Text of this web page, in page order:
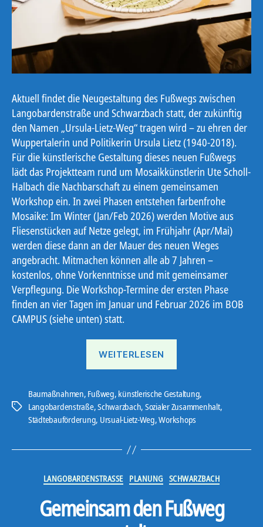
Aktuell findet die Neugestaltung des Fußwegs zwischen
Langobardenstraße und Schwarzbach statt, der zukünftig
den Namen „Ursula-Lietz-Weg“ tragen wird – zu ehren der
Wuppertalerin und Politikerin Ursula Lietz (1940-2018).
Für die künstlerische Gestaltung dieses neuen Fußwegs
lädt das Projektteam rund um Mosaikkünstlerin Ute Scholl-
Halbach die Nachbarschaft zu einem gemeinsamen
Workshop ein. In zwei Phasen entstehen farbenfrohe
Mosaike: Im Winter (Jan/Feb 2026) werden Motive aus
Fliesenstücken auf Netze gelegt, im Frühjahr (Apr/Mai)
werden diese dann an der Mauer des neuen Weges
angebracht. Mitmachen können alle ab 7 Jahren –
kostenlos, ohne Vorkenntnisse und mit gemeinsamer
Verpflegung. Die Workshop-Termine der ersten Phase
finden an vier Tagen im Januar und Februar 2026 im BOB
CAMPUS (siehe unten) statt.
WEITERLESEN
Schlagwörter
Baumaßnahmen, Fußweg, künstlerische Gestaltung,
Langobardenstraße,Schwarzbach, Sozialer Zusammenhalt,
Städtebauförderung, Ursual-Lietz-Weg,Workshops
Kategorien
LANGOBARDENSTRASSE PLANUNG SCHWARZBACH
Gemeinsam den Fußweg